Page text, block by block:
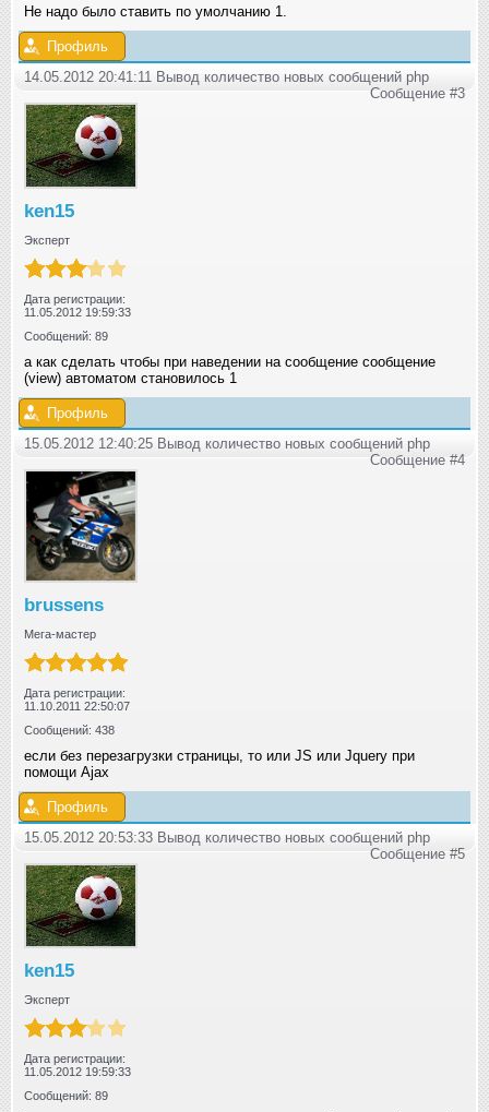
Не надо было ставить по умолчанию 1.
Профиль
14.05.2012 20:41:11 Вывод количество новых сообщений php
Сообщение #3
ken15
Эксперт
Дата регистрации:
11.05.2012 19:59:33
Сообщений: 89
а как сделать чтобы при наведении на сообщение сообщение
(view) автоматом становилось 1
Профиль
15.05.2012 12:40:25 Вывод количество новых сообщений php
Сообщение #4
brussens
Мега-мастер
Дата регистрации:
11.10.2011 22:50:07
Сообщений: 438
если без перезагрузки страницы, то или JS или Jquery при
помощи Ajax
Профиль
15.05.2012 20:53:33 Вывод количество новых сообщений php
Сообщение #5
ken15
Эксперт
Дата регистрации:
11.05.2012 19:59:33
Сообщений: 89